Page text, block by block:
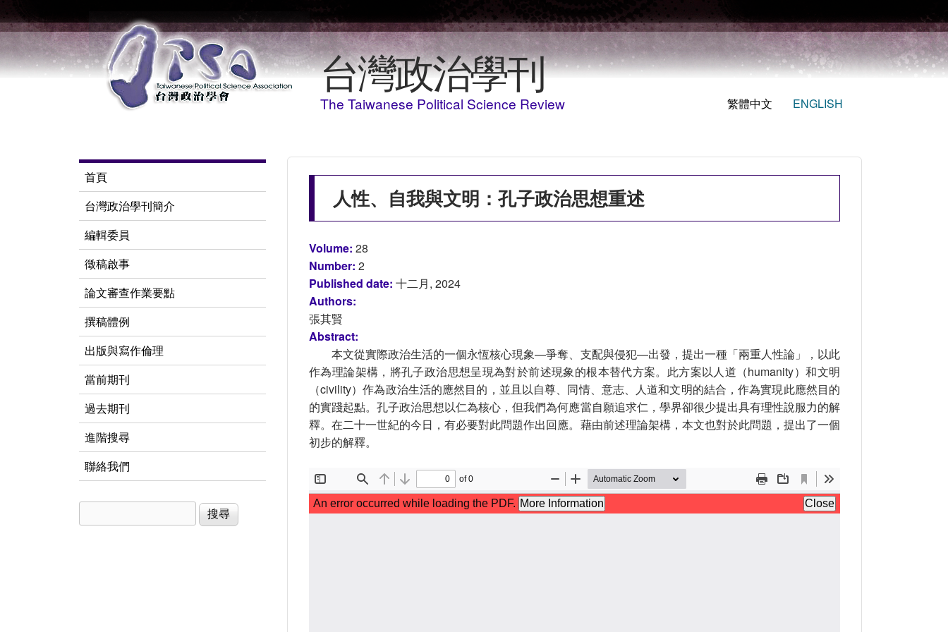
移至主內容
台灣政治學刊
The Taiwanese Political Science Review 繁體中文 ENGLISH
人性、自我與文明：孔子政治思想重述
Volume: 28
Number: 2
Published date: 十二月, 2024
Authors:
張其賢
Abstract:
本文從實際政治生活的一個永恆核心現象—爭奪、支配與侵犯—出發，提出一種「兩重人性論」，以此
作為理論架構，將孔子政治思想呈現為對於前述現象的根本替代方案。此方案以人道（humanity）和文明
（civility）作為政治生活的應然目的，並且以自尊、同情、意志、人道和文明的結合，作為實現此應然目的
的實踐起點。孔子政治思想以仁為核心，但我們為何應當自願追求仁，學界卻很少提出具有理性說服力的解
釋。在二十一世紀的今日，有必要對此問題作出回應。藉由前述理論架構，本文也對於此問題，提出了一個
初步的解釋。
首頁
台灣政治學刊簡介
編輯委員
徵稿啟事
論文審查作業要點
撰稿體例
出版與寫作倫理
當前期刊
過去期刊
進階搜尋
聯絡我們
搜尋表單